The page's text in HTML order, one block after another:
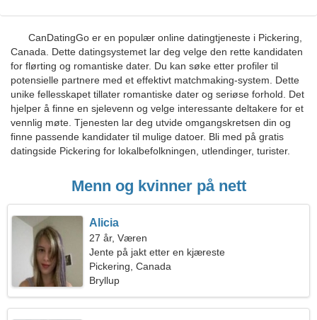
CanDatingGo er en populær online datingtjeneste i Pickering,
Canada. Dette datingsystemet lar deg velge den rette kandidaten
for flørting og romantiske dater. Du kan søke etter profiler til
potensielle partnere med et effektivt matchmaking-system. Dette
unike fellesskapet tillater romantiske dater og seriøse forhold. Det
hjelper å finne en sjelevenn og velge interessante deltakere for et
vennlig møte. Tjenesten lar deg utvide omgangskretsen din og
finne passende kandidater til mulige datoer. Bli med på gratis
datingside Pickering for lokalbefolkningen, utlendinger, turister.
Menn og kvinner på nett
Alicia
27 år, Væren
Jente på jakt etter en kjæreste
Pickering, Canada
Bryllup